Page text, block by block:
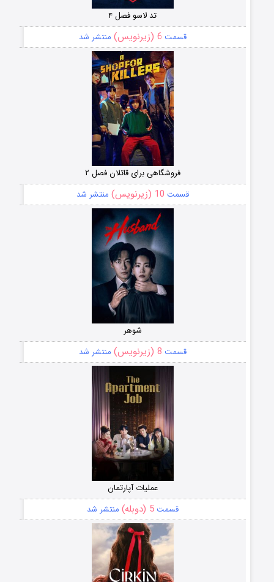
تد لاسو فصل ۴
قسمت 6 (زیرنویس) منتشر شد
فروشگاهی برای قاتلان فصل ۲
قسمت 10 (زیرنویس) منتشر شد
شوهر
قسمت 8 (زیرنویس) منتشر شد
عملیات آپارتمان
قسمت5 (دوبله) منتشر شد